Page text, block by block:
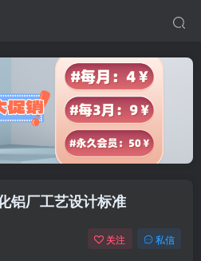
铝厂工艺设计标准
关注 私信